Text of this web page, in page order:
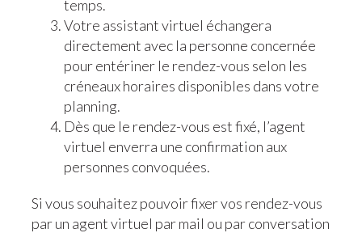
temps.
Votre assistant virtuel échangera
directement avec la personne concernée
pour entériner le rendez-vous selon les
créneaux horaires disponibles dans votre
planning.
Dès que le rendez-vous est fixé, l’agent
virtuel enverra une confirmation aux
personnes convoquées.
Si vous souhaitez pouvoir fixer vos rendez-vous
par un agent virtuel par mail ou par conversation